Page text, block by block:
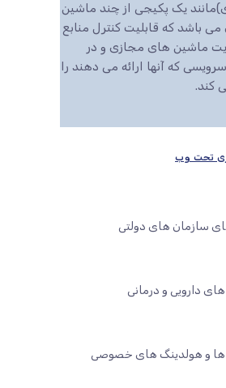
یک پکیجی از چند ماشین
باشد که قابلیت کنترل منابع
ماشین های مجازی و در
که آنها ارائه می دهند را
کند.
تحت وب
سازمان های دولتی
دارویی و درمانی
و هولدینگ های خصوصی